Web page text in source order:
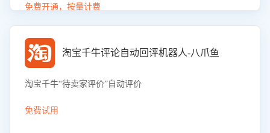
销诉求，帮助企业制定个性化赠品组合策略，优化资源投放
免费开通，按量计费
淘宝千牛评论自动回评机器人-八爪鱼
淘宝千牛“待卖家评价”自动评价
免费试用